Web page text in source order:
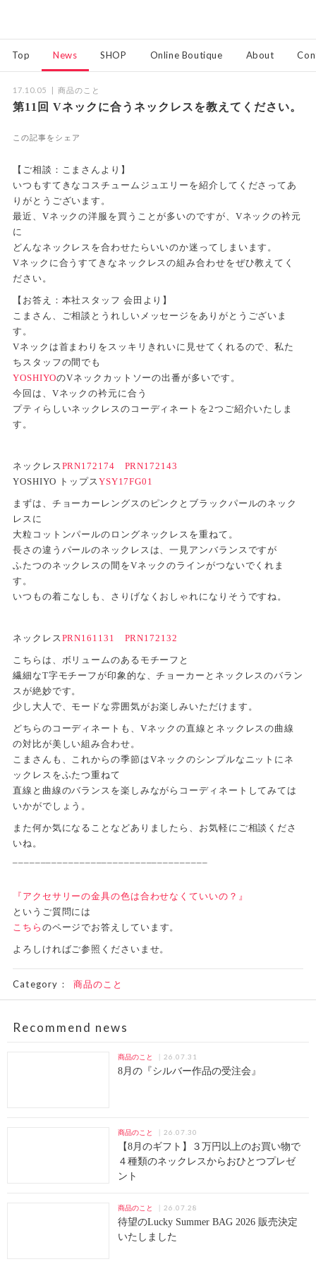
Top News SHOP Online Boutique About
17.10.05 商品のこと
第11回 Vネックに合うネックレスを教えてください。
この記事をシェア
【ご相談：こまさんより】
いつもすてきなコスチュームジュエリーを紹介してくださってあ
りがとうございます。
最近、Vネックの洋服を買うことが多いのですが、Vネックの衿元
に
どんなネックレスを合わせたらいいのか迷ってしまいます。
Vネックに合うすてきなネックレスの組み合わせをぜひ教えてく
ださい。
【お答え：本社スタッフ 会田より】
こまさん、ご相談とうれしいメッセージをありがとうございま
す。
Vネックは首まわりをスッキリきれいに見せてくれるので、私た
ちスタッフの間でも
YOSHIYOのVネックカットソーの出番が多いです。
今回は、Vネックの衿元に合う
プティらしいネックレスのコーディネートを2つご紹介いたしま
す。
ネックレス PRN172174
PRN172143
YOSHIYO トップス YSY17FG01
まずは、チョーカーレングスのピンクとブラックパールのネック
レスに
大粒コットンパールのロングネックレスを重ねて。
長さの違うパールのネックレスは、一見アンバランスですが
ふたつのネックレスの間をVネックのラインがつないでくれま
す。
いつもの着こなしも、さりげなくおしゃれになりそうですね。
ネックレス PRN161131 PRN172132
こちらは、ボリュームのあるモチーフと
繊細なT字モチーフが印象的な、チョーカーとネックレスのバラン
スが絶妙です。
少し大人で、モードな雰囲気がお楽しみいただけます。
どちらのコーディネートも、Vネックの直線とネックレスの曲線
の対比が美しい組み合わせ。
こまさんも、これからの季節はVネックのシンプルなニットにネ
ックレスをふたつ重ねて
直線と曲線のバランスを楽しみながらコーディネートしてみては
いかがでしょう。
また何か気になることなどありましたら、お気軽にご相談くださ
いね。
『アクセサリーの金具の色は合わせなくていいの？』
というご質問には
こちら のページでお答えしています。
よろしければご参照くださいませ。
Category： 商品のこと
Recommend news
商品のこと 26.07.31
8月の『シルバー作品の受注会』
商品のこと 26.07.30
【8月のギフト】３万円以上のお買い物で
４種類のネックレスからおひとつプレゼ
ント
商品のこと 26.07.28
待望のLucky Summer BAG 2026 販売決定
いたしました